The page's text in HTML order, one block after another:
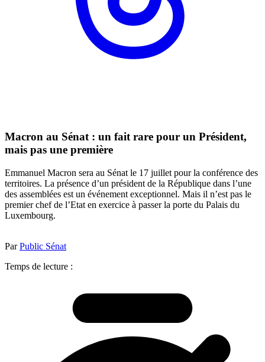
Macron au Sénat : un fait rare pour un Président,
mais pas une première
Emmanuel Macron sera au Sénat le 17 juillet pour la conférence des
territoires. La présence d’un président de la République dans l’une
des assemblées est un événement exceptionnel. Mais il n’est pas le
premier chef de l’Etat en exercice à passer la porte du Palais du
Luxembourg.
ParPublic Sénat
Temps de lecture :